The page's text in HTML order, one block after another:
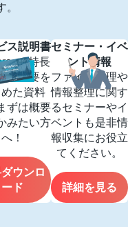
ス説明書
の特長
の概要を
めた資料
ずは概要
みたい方
へ！
ウンロ
ード
セミナー・イベ
ント情報
ファイル管理や
情報整理に関す
るセミナーやイ
ベントも是非情
報収集にお役立
てください。
詳細を見る